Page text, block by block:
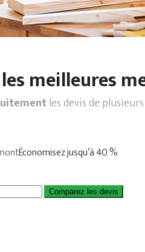
meilleures
les devis de
Économisez jusqu’à 40 %
Comparez les devis